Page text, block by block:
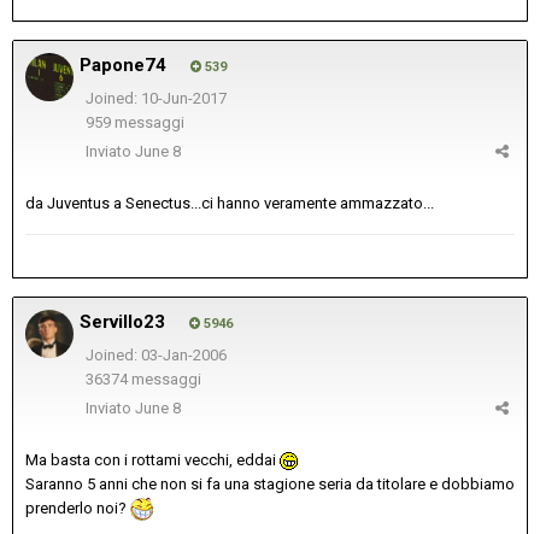
Papone74 539
Joined: 10-Jun-2017
959 messaggi
Inviato June 8
da Juventus a Senectus...ci hanno veramente ammazzato...
Servillo23 5946
Joined: 03-Jan-2006
36374 messaggi
Inviato June 8
Ma basta con i rottami vecchi, eddai
Saranno 5 anni che non si fa una stagione seria da titolare e dobbiamo
prenderlo noi?